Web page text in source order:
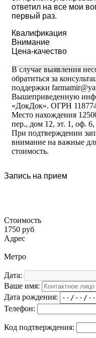
ответил на все мои
первый раз.
Квалификация
Внимание
Цена-качество
В случае выявления
обратиться за
поддержки
Вышеприведенную
«ДокДок». ОГРН
Место нахождения
пер., дом 12, эт. 1, оф.
При подтверждении
внимание на важные
стоимость.
Запись на прием
Стоимость
1750 руб
Адрес
Метро
Дата:
Ваше имя:
Дата рождения:
Телефон:
Код подтверждения: